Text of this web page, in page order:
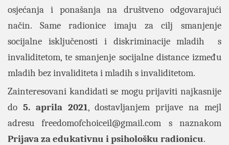
osjećanja i ponašanja na društveno odgovarajući
način. Same radionice imaju za cilj smanjenje
socijalne isključenosti i diskriminacije mladih s
invaliditetom, te smanjenje socijalne distance između
mladih bez invaliditeta i mladih s invaliditetom.
Zainteresovani kandidati se mogu prijaviti najkasnije
do 5. aprila 2021, dostavljanjem prijave na mejl
adresufreedomofchoiceil@gmail.com s naznakom
Prijava za edukativnu i psihološku radionicu.